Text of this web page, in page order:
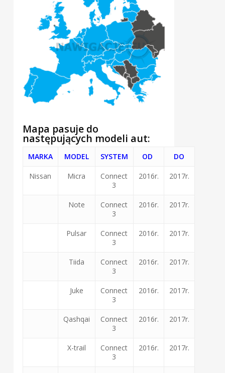
Mapa pasuje do
następujących modeli aut:
MARKA MODEL SYSTEM OD DO
Nissan Micra
Connect
3
2016r. 2017r.
Note
Connect
3
2016r. 2017r.
Pulsar
Connect
3
2016r. 2017r.
Tiida
Connect
3
2016r. 2017r.
Juke
Connect
3
2016r. 2017r.
Qashqai
Connect
3
2016r. 2017r.
X-trail
Connect
3
2016r. 2017r.